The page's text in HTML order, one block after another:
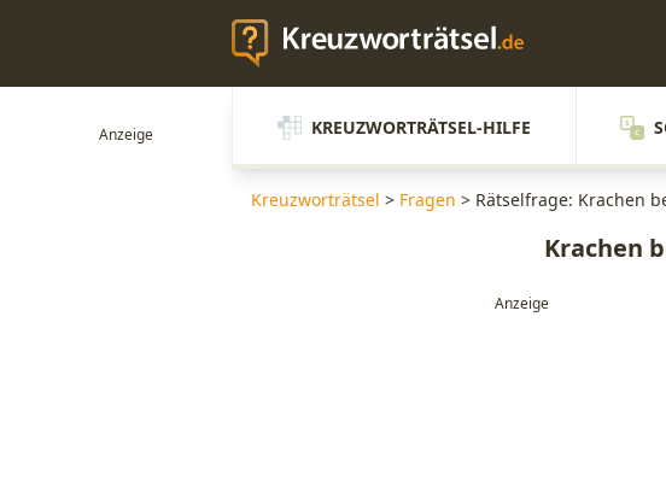
KREUZWORTRÄTSEL-HILFE
Kreuzworträtsel > Fragen > Rätselfrage: Krachen
Krachen